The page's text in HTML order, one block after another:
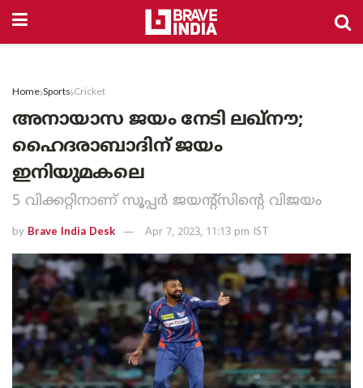
Home Sports Cricket
അനായാസ ജയം നേടി ലഖ്നൗ;
ഹൈദരാബാദിന് ജയം
ഇനിയുമകലെ
5 വിക്കറ്റിനാണ് സൂപ്പർ ജയന്റ്സിന്റെ വിജയം
by Brave India Desk Apr 7, 2023, 11:13 pm IST